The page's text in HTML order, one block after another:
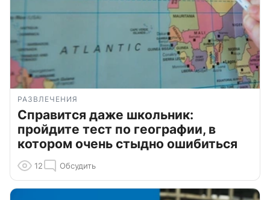
РАЗВЛЕЧЕНИЯ
Справится даже школьник:
пройдите тест по географии, в
котором очень стыдно ошибиться
12 Обсудить